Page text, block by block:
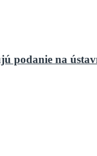
podanie na